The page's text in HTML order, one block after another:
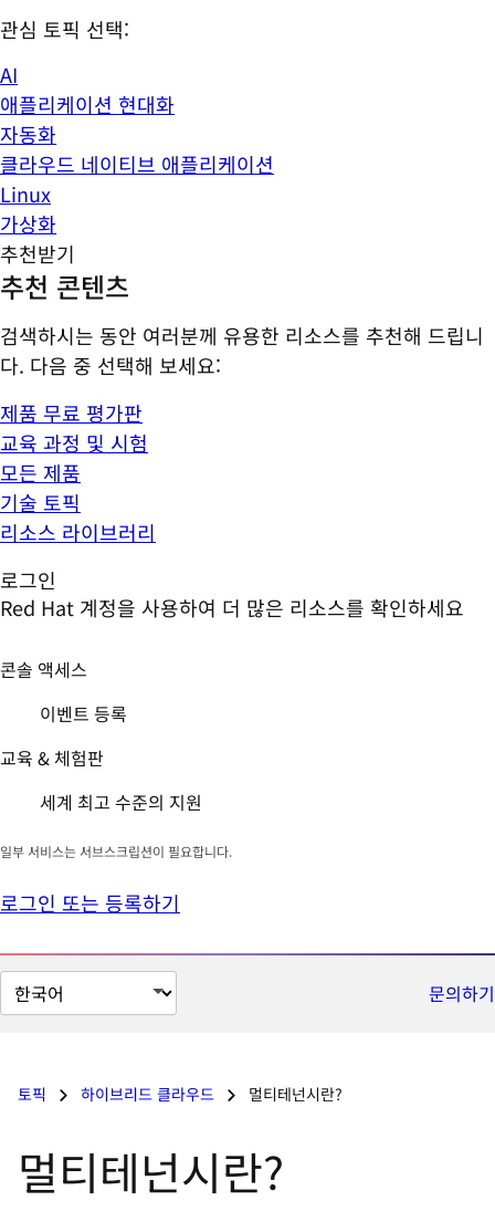
관심 토픽 선택:
AI
애플리케이션 현대화
자동화
클라우드 네이티브 애플리케이션
Linux
가상화
추천받기
추천 콘텐츠
검색하시는 동안 여러분께 유용한 리소스를 추천해 드립니
다. 다음 중 선택해 보세요:
제품 무료 평가판
교육 과정 및 시험
모든 제품
기술 토픽
리소스 라이브러리
로그인
Red Hat 계정을 사용하여 더 많은 리소스를 확인하세요
콘솔 액세스
이벤트 등록
교육 & 체험판
세계 최고 수준의 지원
일부 서비스는 서브스크립션이 필요합니다.
로그인 또는 등록하기
페
이
어
문의하기
토픽 하이브리드 클라우드 멀티테넌시란?
멀티테넌시란?